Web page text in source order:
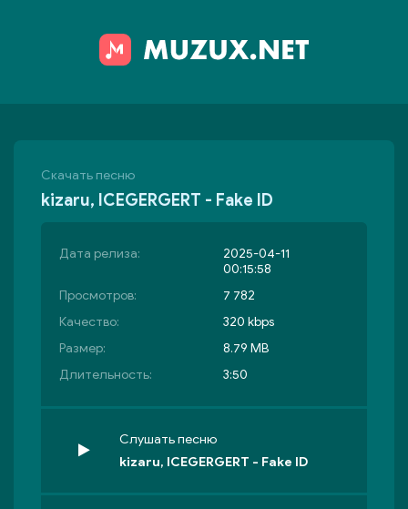
Скачать песню
kizaru, ICEGERGERT - Fake ID
Дата релиза:
2025-04-11
00:15:58
Просмотров:
7 782
Качество:
320 kbps
Размер:
8.79 MB
Длительность:
3:50
Слушать песню
kizaru, ICEGERGERT - Fake ID